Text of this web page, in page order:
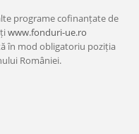
programe cofinanțate de
www.fonduri-ue.ro
în mod obligatoriu poziția
României.